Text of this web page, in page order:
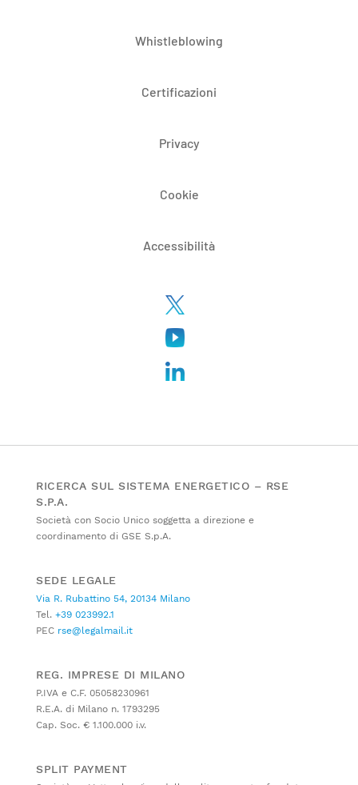
Whistleblowing
Certificazioni
Privacy
Cookie
Accessibilità
RICERCA SUL SISTEMA ENERGETICO – RSE
S.P.A.
Società con Socio Unico soggetta a direzione e
coordinamento di GSE S.p.A.
SEDE LEGALE
Via R. Rubattino 54, 20134 Milano
Tel. +39 023992.1
PEC rse@legalmail.it
REG. IMPRESE DI MILANO
P.IVA e C.F. 05058230961
R.E.A. di Milano n. 1793295
Cap. Soc. € 1.100.000 i.v.
SPLIT PAYMENT